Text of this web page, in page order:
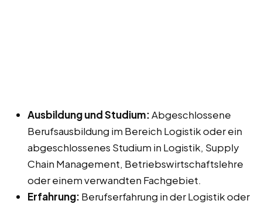
Ausbildung und Studium:Abgeschlossene
Berufsausbildung im Bereich Logistik oder ein
abgeschlossenes Studium in Logistik, Supply
Chain Management, Betriebswirtschaftslehre
oder einem verwandten Fachgebiet.
Erfahrung: Berufserfahrung in der Logistik oder